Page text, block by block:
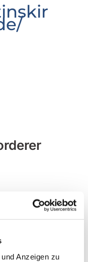
Anzeigen zu